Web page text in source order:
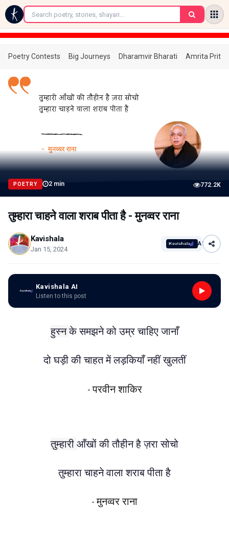
←
Poetry Contests Big Journeys Dharamvir Bharati Amrita
POETRY 2 min 772.2K
तुम्हारा चाहने वाला शराब पीता है - मुनव्वर राना
Kavishala
Jan 15, 2024
AI
Kavishala AI
Listen to this post
हुस्नके समझने को उम्र चाहिए जानाँ
दो घड़ी की चाहत में लड़कियाँ नहीं खुलतीं
-परवीन शाकिर
तुम्हारी आँखों की तौहीन है ज़रा सोचो
तुम्हारा चाहने वाला शराब पीता है
-मुनव्वर राना